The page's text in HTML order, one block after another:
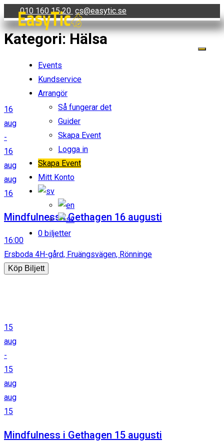
Skip
content
010 160 15 20 cs@easytic.se
Events
Kundservice
Arrangör
Så fungerar det
Guider
Skapa Event
Logga in
Skapa Event
Mitt Konto
0 biljetter
Kategori:Hälsa
16
aug
-
16
aug
aug
16
Mindfulness i Gethagen 16 augusti
16:00
Ersboda 4H-gård, Fruängsvägen, Rönninge
Köp Biljett
15
aug
-
15
aug
aug
15
Mindfulness i Gethagen 15 augusti